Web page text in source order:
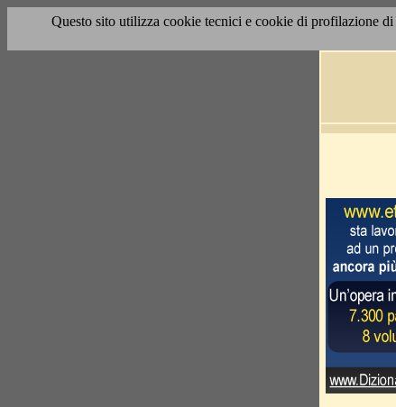
Questo sito utilizza cookie tecnici e cookie di profilazione